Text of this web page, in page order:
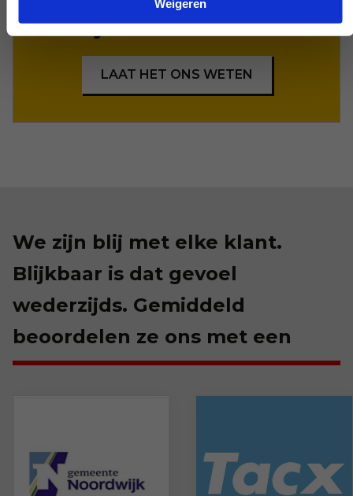
Weigeren
Bijzonder verzoek?
LAAT HET ONS WETEN
We zijn blij met elke klant.
Blijkbaar is dat gevoel
wederzijds. Gemiddeld
beoordelen ze ons met een